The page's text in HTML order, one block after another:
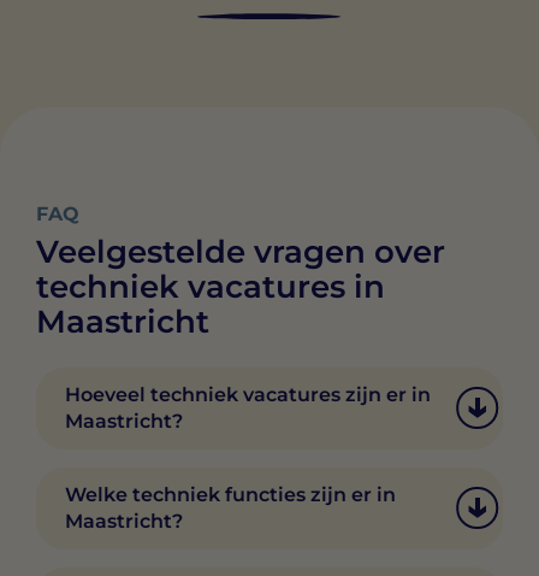
FAQ
Veelgestelde vragen over
techniek vacatures in
Maastricht
Hoeveel techniek vacatures zijn er in
Maastricht?
en logistiek in Maastricht wisselt. Via
Swipe4Work vind je dagelijks nieuwe
vacatures en kun je direct matchen met
Welke techniek functies zijn er in
Maastricht?